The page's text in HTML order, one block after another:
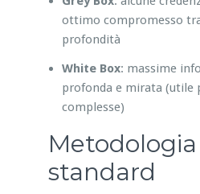
ottimo compromesso
profondità
White Box: massime
profonda e mirata (utile
complesse)
standard